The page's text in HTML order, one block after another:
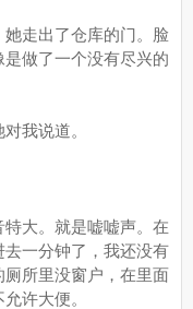
走出了仓库的门。脸
是做了一个没有尽兴的
我说道。
大。就是嘘嘘声。在
一分钟了，我还没有
所里没窗户，在里面
许大便。